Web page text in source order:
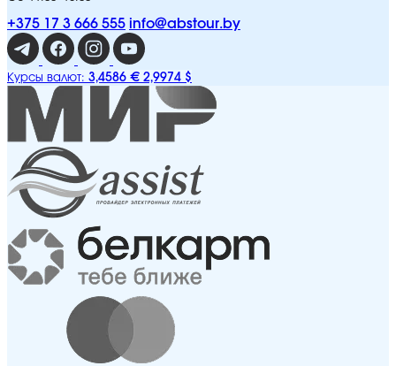
+375 17 3 666 555 info@abstour.by
Курсы валют: 3,4586 € 2,9974 $